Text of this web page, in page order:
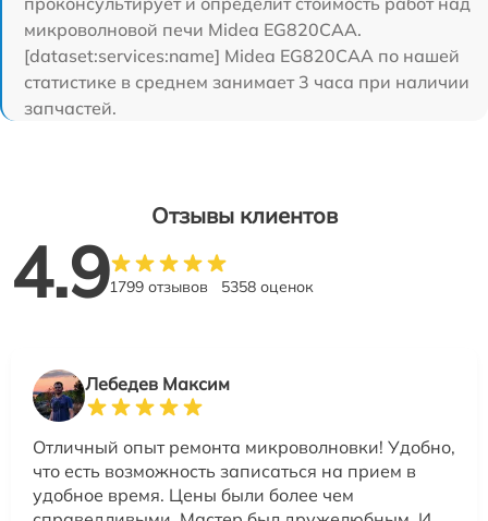
микроволновой печи Midea EG820CAA.
[dataset:services:name] Midea EG820CAA по нашей
статистике в среднем занимает 3 часа при наличии
запчастей.
Отзывы клиентов
4.91799 отзывов 5358 оценок
Лебедев Максим
Отличный опыт ремонта микроволновки! Удобно,
что есть возможность записаться на прием в
удобное время. Цены были более чем